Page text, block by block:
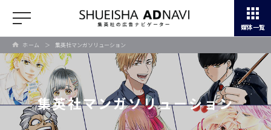
媒体一覧
ホーム ＞ 集英社マンガソリューション
集英社マンガソリューション